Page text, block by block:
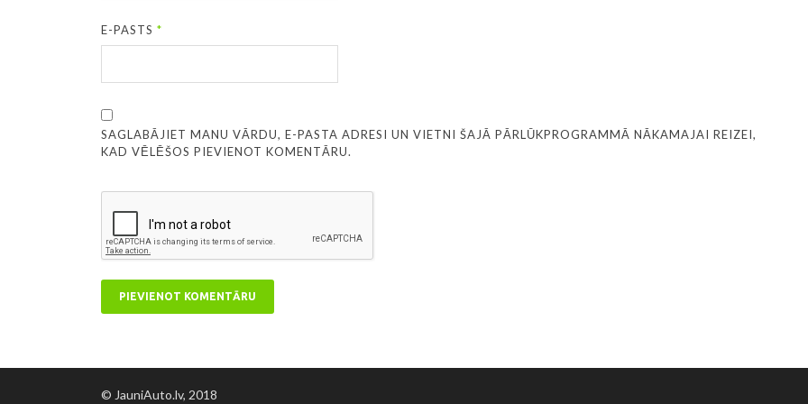
E-PASTS*
SAGLABĀJIET MANU VĀRDU, E-PASTA ADRESI UN VIETNI ŠAJĀ PĀRLŪKPROGRAMMĀ NĀKAMAJAI REIZEI,
KAD VĒLĒŠOS PIEVIENOT KOMENTĀRU.
© JauniAuto.lv, 2018